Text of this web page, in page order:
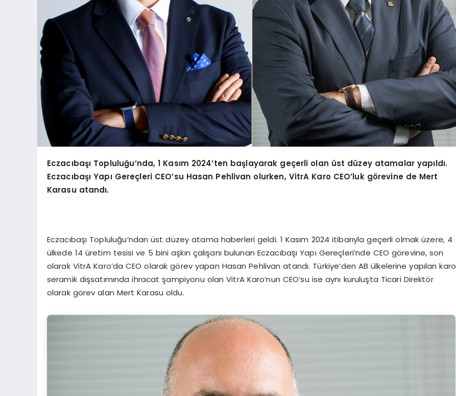
Eczacıbaşı Topluluğu’nda, 1 Kasım 2024’ten başlayarak geçerli olan üst düzey atamalar yapıldı.
Eczacıbaşı Yapı Gereçleri CEO’su Hasan Pehlivan olurken, VitrA Karo CEO’luk görevine de Mert
Karasu atandı.
Eczacıbaşı Topluluğu’ndan üst düzey atama haberleri geldi. 1 Kasım 2024 itibarıyla geçerli olmak üzere, 4
ülkede 14 üretim tesisi ve 5 bini aşkın çalışanı bulunan Eczacıbaşı Yapı Gereçleri’nde CEO görevine, son
olarak VitrA Karo’da CEO olarak görev yapan Hasan Pehlivan atandı. Türkiye’den AB ülkelerine yapılan karo
seramik dışsatımında ihracat şampiyonu olan VitrA Karo’nun CEO’su ise aynı kuruluşta Ticari Direktör
olarak görev alan Mert Karasu oldu.